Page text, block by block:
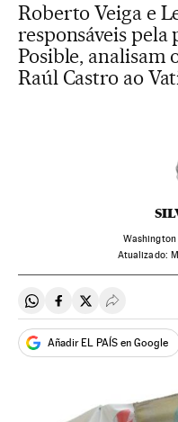
Roberto Veiga e
responsáveis
Posible, analisam
Raúl Castro ao
atualizado:
Compartir en Whatsapp
Compartir en
Compartir en
Desplegar
Añadir EL PAÍS en Google